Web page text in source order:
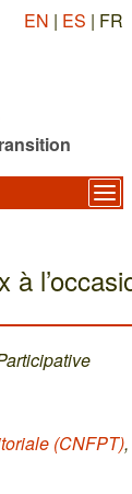
EN | ES | FR
(CNFPT),